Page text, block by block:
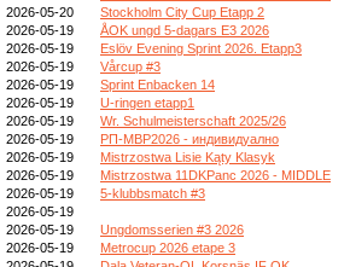
2026-05-20
Stockholm City Cup Etapp 2
2026-05-19
ÅOK ungd 5-dagars E3 2026
2026-05-19
Eslöv Evening Sprint 2026. Etapp3
2026-05-19
Vårcup #3
2026-05-19
Sprint Enbacken 14
2026-05-19
U-ringen etapp1
2026-05-19
Wr. Schulmeisterschaft 2025/26
2026-05-19
РП-МВР2026 - индивидуално
2026-05-19
Mistrzostwa Lisie Kąty Klasyk
2026-05-19
Mistrzostwa 11DKPanc 2026 - MIDDLE
2026-05-19
5-klubbsmatch #3
2026-05-19
2026-05-19
Ungdomsserien #3 2026
2026-05-19
Metrocup 2026 etape 3